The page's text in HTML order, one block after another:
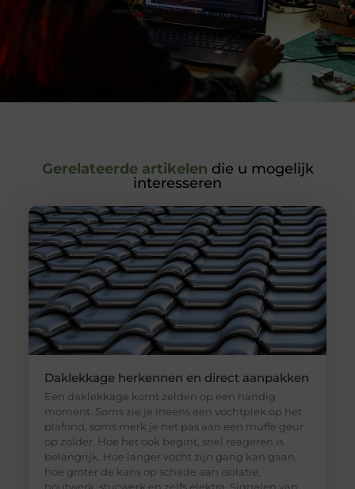
Gerelateerde artikelen die u mogelijk
interesseren
Daklekkage herkennen en direct aanpakken
Een daklekkage komt zelden op een handig
moment. Soms zie je ineens een vochtplek op het
plafond, soms merk je het pas aan een muffe geur
op zolder. Hoe het ook begint, snel reageren is
belangrijk. Hoe langer vocht zijn gang kan gaan,
hoe groter de kans op schade aan isolatie,